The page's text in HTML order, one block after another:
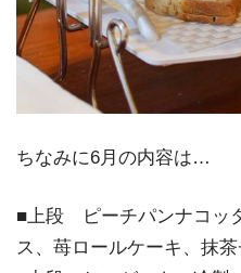
ちなみに6月の内容は…
■上段 ピーチパンナコッ
ス、苺ロールケーキ、抹